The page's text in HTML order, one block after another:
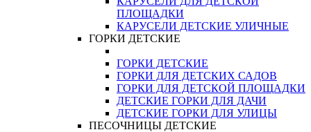
ПЛОЩАДКИ
КАРУСЕЛИ ДЕТСКИЕ УЛИЧНЫЕ
ГОРКИ ДЕТСКИЕ
ГОРКИ ДЕТСКИЕ
ГОРКИ ДЛЯ ДЕТСКИХ САДОВ
ГОРКИ ДЛЯ ДЕТСКОЙ ПЛОЩАДКИ
ДЕТСКИЕ ГОРКИ ДЛЯ ДАЧИ
ДЕТСКИЕ ГОРКИ ДЛЯ УЛИЦЫ
ПЕСОЧНИЦЫ ДЕТСКИЕ